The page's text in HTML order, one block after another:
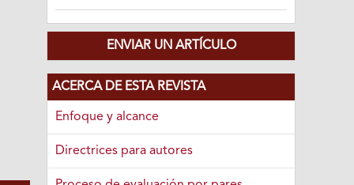
ENVIAR UN ARTÍCULO
ACERCA DE ESTA REVISTA
Enfoque y alcance
Directrices para autores